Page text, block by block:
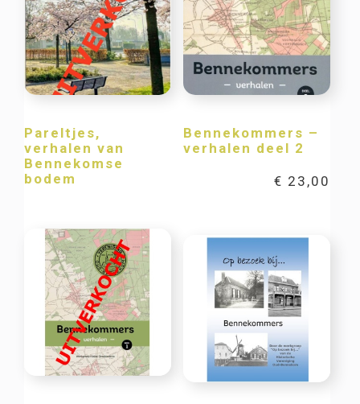
Pareltjes,
verhalen van
Bennekomse
bodem
Bennekommers –
verhalen deel 2
€ 23,00